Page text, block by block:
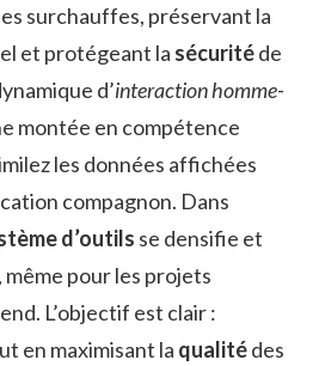
surchauffes, préservant la
et protégeant la sécuritéde
d’interaction homme-
montée en compétence
les données affichées
compagnon. Dans
d’outils se densifie et
pour les projets
L’objectif est clair :
en maximisant la qualitédes